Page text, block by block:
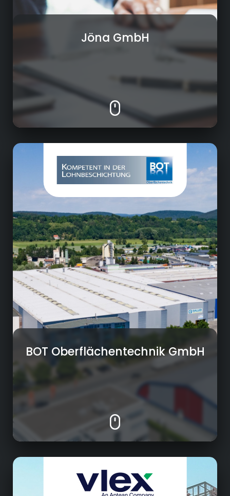
Jöna GmbH
Korrosionsschutz / Oberflächenveredelung
• Beratung / Beschichtungsmuster
• Zinkphosphatieren
• Kathodische Tauchlakierung
• Pulverbeschichtung
• OR6000
BOT Oberflächentechnik GmbH
Software